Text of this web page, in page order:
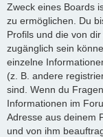
Zweck eines Boards
zu ermöglichen. Du
Profils und die von
zugänglich sein
einzelne
(z. B. andere
sind. Wenn du
Informationen im
Adresse aus deinem
und von ihm